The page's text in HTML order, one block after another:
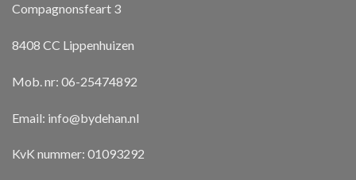
Compagnonsfeart 3
8408 CC Lippenhuizen
Mob. nr: 06-25474892
Email: info@bydehan.nl
KvK nummer: 01093292